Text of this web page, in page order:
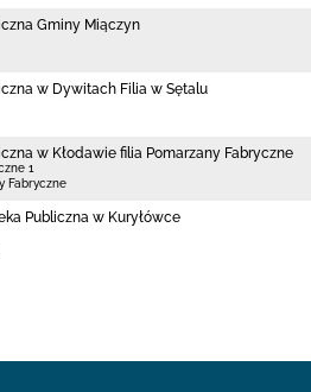
Gminy Miączyn
w Dywitach Filia w Sętalu
w Kłodawie filia Pomarzany Fabryczne
1
Fabryczne
Publiczna w Kuryłówce